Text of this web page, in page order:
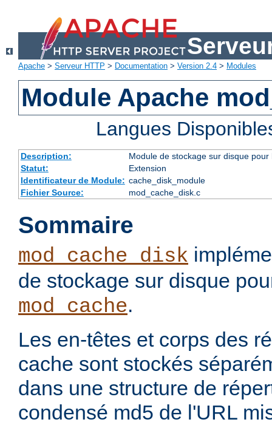
Apache > Serveur HTTP > Documentation > Version 2.4 > Modules
Module Apache
Langues
Description:
Module de stockage sur disque
Statut:
Extension
Identificateur de Module: cache_disk_module
Fichier Source:
mod_cache_disk.c
Sommaire
mod_cache_disk
de stockage sur disque
mod_cache.
Les en-têtes et corps des
cache sont stockés
dans une structure de
condensé md5 de l'URL